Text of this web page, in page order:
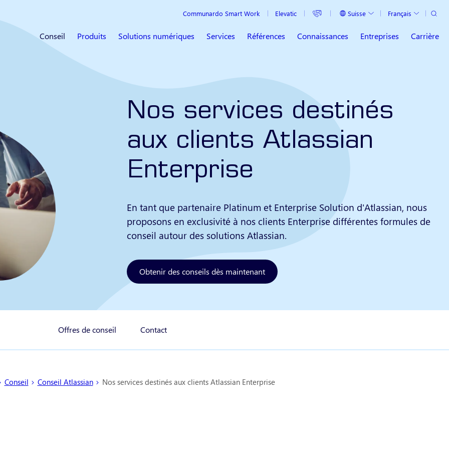
Communardo Smart Work Elevatic Pays actuel
Suisse Langue actuelle
Français
Conseil Produits Solutions numériques Services Références Connaissances Entreprises Carrière
Nos services destinés
aux clients Atlassian
Enterprise
En tant que partenaire Platinum et Enterprise Solution d'Atlassian, nous
proposons en exclusivité à nos clients Enterprise différentes formules de
conseil autour des solutions Atlassian.
Obtenir des conseils dès maintenant
Offres de conseil Contact
Conseil Conseil Atlassian Nos services destinés aux clients Atlassian Enterprise